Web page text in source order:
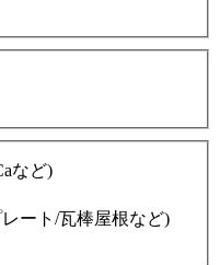
など)
ート/瓦棒屋根など)